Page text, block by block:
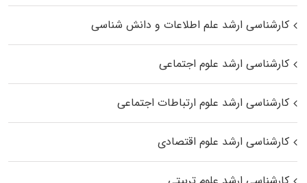
کارشناسی ارشد علم اطلاعات و دانش شناسی
کارشناسی ارشد علوم اجتماعی
کارشناسی ارشد علوم ارتباطات اجتماعی
کارشناسی ارشد علوم اقتصادی